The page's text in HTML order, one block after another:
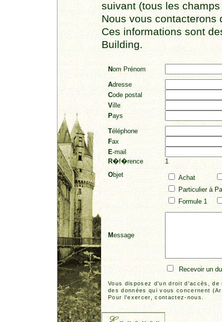
suivant (tous les
Nous vous contacterons
Ces informations sont
Building.
Nom Prénom
Adresse
Code postal
Ville
Pays
Téléphone
Fax
E-mail
R�f�rence
1
Objet
Achat
Particulier à
Formule 1
Message
Recevoir un
Vous disposez d'un droit d'accès,
des données qui vous concernent
Pour l'exercer, contactez-nous.